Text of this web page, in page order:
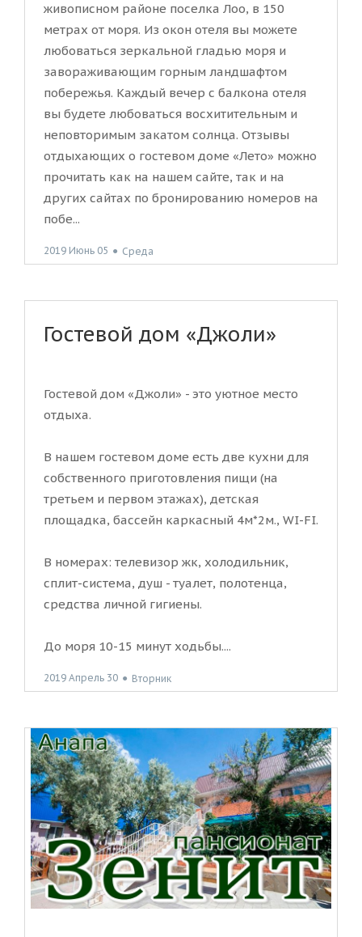
живописном районе поселка Лоо, в 150
метрах от моря. Из окон отеля вы можете
любоваться зеркальной гладью моря и
завораживающим горным ландшафтом
побережья. Каждый вечер с балкона отеля
вы будете любоваться восхитительным и
неповторимым закатом солнца. Отзывы
отдыхающих о гостевом доме «Лето» можно
прочитать как на нашем сайте, так и на
других сайтах по бронированию номеров на
побе...
2019 Июнь 05 ● Среда
Гостевой дом «Джоли»
Гостевой дом «Джоли» - это уютное место
отдыха.
В нашем гостевом доме есть две кухни для
собственного приготовления пищи (на
третьем и первом этажах), детская
площадка, бассейн каркасный 4м*2м., WI-FI.
В номерах: телевизор жк, холодильник,
сплит-система, душ - туалет, полотенца,
средства личной гигиены.
До моря 10-15 минут ходьбы....
2019 Апрель 30 ● Вторник